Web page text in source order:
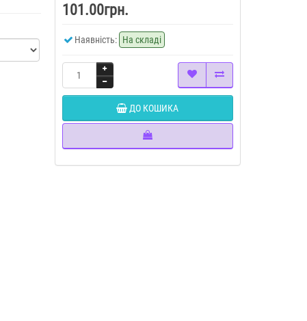
101.00грн.
Наявність: На складі
ДО КОШИКА